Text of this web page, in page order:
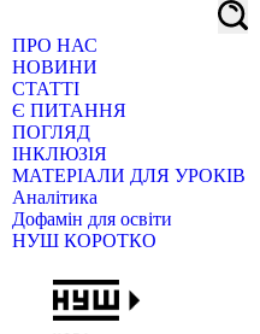
ПРО НАС
НОВИНИ
СТАТТІ
Є ПИТАННЯ
ПОГЛЯД
ІНКЛЮЗІЯ
МАТЕРІАЛИ ДЛЯ УРОКІВ
Аналітика
Дофамін для освіти
НУШ КОРОТКО